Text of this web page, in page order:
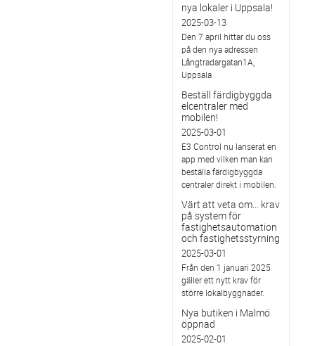
nya lokaler i Uppsala!
2025-03-13
Den 7 april hittar du oss
på den nya adressen
Långtradargatan1A,
Uppsala
Beställ färdigbyggda
elcentraler med
mobilen!
2025-03-01
E3 Control nu lanserat en
app med vilken man kan
beställa färdigbyggda
centraler direkt i mobilen.
Värt att veta om... krav
på system för
fastighetsautomation
och fastighetsstyrning
2025-03-01
Från den 1 januari 2025
gäller ett nytt krav för
större lokalbyggnader.
Nya butiken i Malmö
öppnad
2025-02-01